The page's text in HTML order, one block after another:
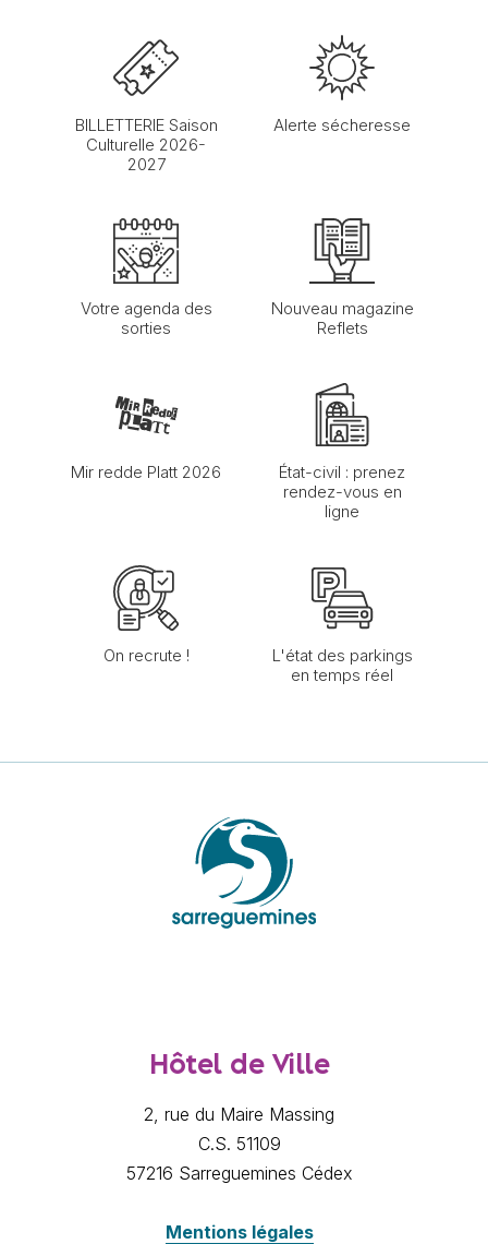
BILLETTERIE Saison
Culturelle 2026-
2027
Alerte sécheresse
Votre agenda des
sorties
Nouveau magazine
Reflets
Mir redde Platt 2026
État-civil : prenez
rendez-vous en
ligne
On recrute !
L'état des parkings
en temps réel
Hôtel de Ville
2, rue du Maire Massing
C.S. 51109
57216 Sarreguemines Cédex
Mentions légales